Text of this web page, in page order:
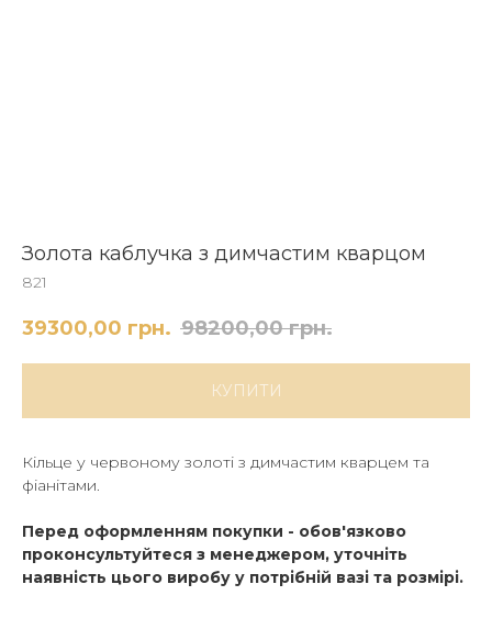
Золота каблучка з димчастим кварцом
821
39300,00 грн. 98200,00 грн.
КУПИТИ
Кільце у червоному золоті з димчаcтим кварцем та
фіанітами.
Перед оформленням покупки - обов'язково
проконсультуйтеся з менеджером, уточніть
наявність цього виробу у потрібній вазі та розмірі.